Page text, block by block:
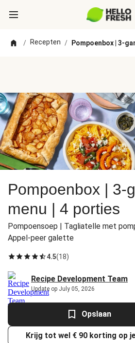
/ Recepten / Pompoenbox | 3-
Pompoenbox | 3-
menu | 4 porties
Pompoensoep | Tagliatelle met
Appel-peer galette
4.5(18)
Recipe Development Team
Update op July 05, 2026
Opslaan
Krijg tot wel € 90 korting op